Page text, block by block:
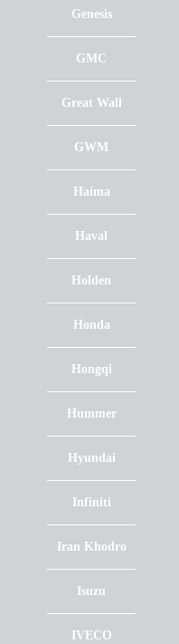
Genesis
GMC
Great Wall
GWM
Haima
Haval
Holden
Honda
Hongqi
Hummer
Hyundai
Infiniti
Iran Khodro
Isuzu
IVECO